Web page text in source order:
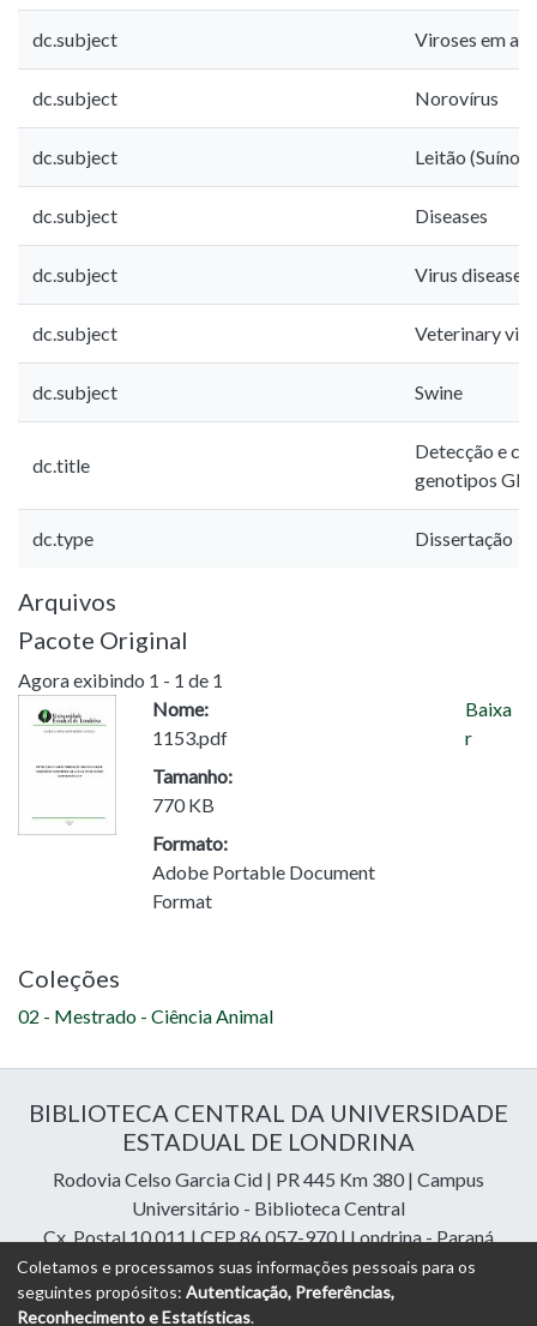
dc.subject Viroses em
dc.subject Norovírus
dc.subject Leitão (Suíno)
dc.subject Diseases
dc.subject Virus diseases
dc.subject Veterinary
dc.subject Swine
dc.title
Detecção e
genotipos
dc.type Dissertação
Arquivos
Pacote Original
Agora exibindo 1 - 1 de 1
Nome:
1153.pdf
Tamanho:
770 KB
Formato:
Adobe Portable Document
Format
Baixa
r
Coleções
02 - Mestrado - Ciência Animal
BIBLIOTECA CENTRAL DA UNIVERSIDADE
ESTADUAL DE LONDRINA
Rodovia Celso Garcia Cid | PR 445 Km 380 | Campus
Universitário - Biblioteca Central
Cx. Postal 10.011 | CEP 86.057-970 | Londrina - Paraná
Contatos: e-mail:riuel@uel.br| fone: 43 3371-4409
Coletamos e processamos suas informações pessoais para os
seguintes propósitos: Autenticação, Preferências,
Reconhecimento e Estatísticas.